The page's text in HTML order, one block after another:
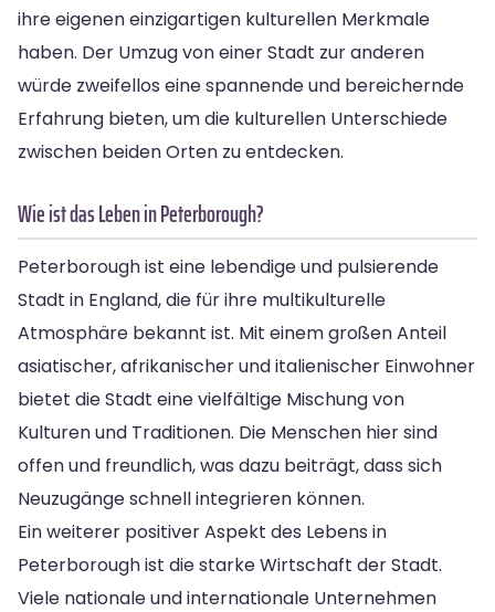
ihre eigenen einzigartigen kulturellen Merkmale
haben. Der Umzug von einer Stadt zur anderen
würde zweifellos eine spannende und bereichernde
Erfahrung bieten, um die kulturellen Unterschiede
zwischen beiden Orten zu entdecken.
Wie ist das Leben in Peterborough?
Peterborough ist eine lebendige und pulsierende
Stadt in England, die für ihre multikulturelle
Atmosphäre bekannt ist. Mit einem großen Anteil
asiatischer, afrikanischer und italienischer Einwohner
bietet die Stadt eine vielfältige Mischung von
Kulturen und Traditionen. Die Menschen hier sind
offen und freundlich, was dazu beiträgt, dass sich
Neuzugänge schnell integrieren können.
Ein weiterer positiver Aspekt des Lebens in
Peterborough ist die starke Wirtschaft der Stadt.
Viele nationale und internationale Unternehmen